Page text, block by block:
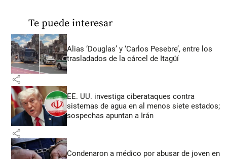
Te puede interesar
Alias ‘Douglas’ y ‘Carlos Pesebre’, entre los
trasladados de la cárcel de Itagüí
share
EE. UU. investiga ciberataques contra
sistemas de agua en al menos siete estados;
sospechas apuntan a Irán
share
Condenaron a médico por abusar de joven en